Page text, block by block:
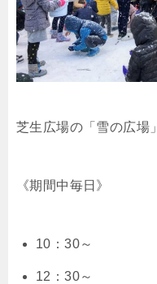
芝生広場の「雪の広場
《期間中毎日》
10：30～
12：30～